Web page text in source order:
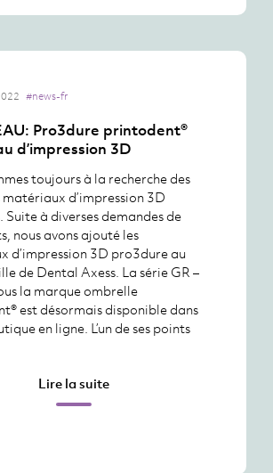
#news-fr
Pro3dure printodent®
d’impression 3D
toujours à la recherche des
d’impression 3D
Suite à diverses demandes de
nous avons ajouté les
d’impression 3D pro3dure au
de Dental Axess. La série GR –
la marque ombrelle
est désormais disponible dans
en ligne. L’un de ses points
Lire la suite